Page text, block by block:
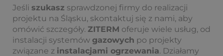
Jeśli szukasz sprawdzonej firmy do realizacji
projektu na Śląsku, skontaktuj się z nami, aby
omówić szczegóły. ZITERM oferuje wiele usług, od
instalacji systemów gazowych po projekty
związane z instalacjami ogrzewania. Działamy